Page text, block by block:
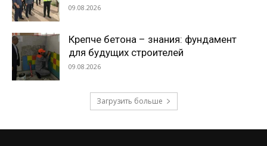
09.08.2026
Крепче бетона – знания: фундамент
для будущих строителей
09.08.2026
Загрузить больше